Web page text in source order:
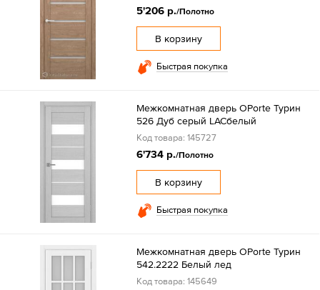
5'206 р./Полотно
В корзину
Быстрая покупка
Межкомнатная дверь OPorte Турин
526 Дуб серый LACбелый
Код товара: 145727
6'734 р./Полотно
В корзину
Быстрая покупка
Межкомнатная дверь OPorte Турин
542.2222 Белый лед
Код товара: 145649